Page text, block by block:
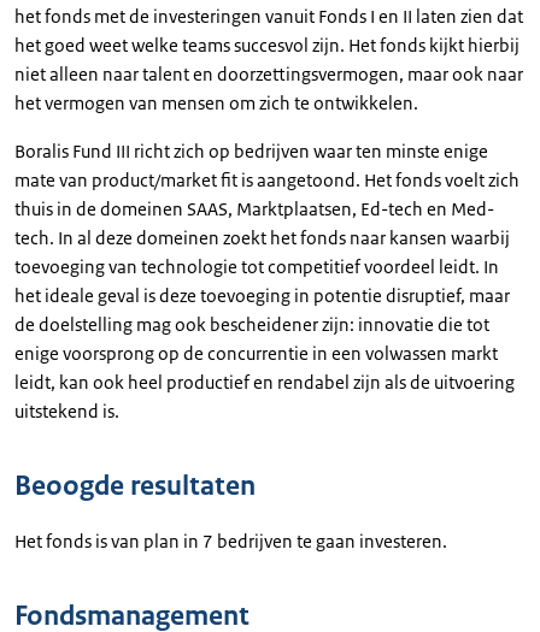
het fonds met de investeringen vanuit Fonds I en II laten zien dat
het goed weet welke teams succesvol zijn. Het fonds kijkt hierbij
niet alleen naar talent en doorzettingsvermogen, maar ook naar
het vermogen van mensen om zich te ontwikkelen.
Boralis Fund III richt zich op bedrijven waar ten minste enige
mate van product/market fit is aangetoond. Het fonds voelt zich
thuis in de domeinen SAAS, Marktplaatsen, Ed-tech en Med-
tech. In al deze domeinen zoekt het fonds naar kansen waarbij
toevoeging van technologie tot competitief voordeel leidt. In
het ideale geval is deze toevoeging in potentie disruptief, maar
de doelstelling mag ook bescheidener zijn: innovatie die tot
enige voorsprong op de concurrentie in een volwassen markt
leidt, kan ook heel productief en rendabel zijn als de uitvoering
uitstekend is.
Beoogde resultaten
Het fonds is van plan in 7 bedrijven te gaan investeren.
Fondsmanagement